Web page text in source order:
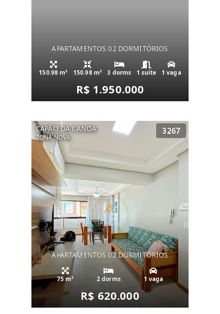
APARTAMENTOS 02 DORMITÓRIOS
150.98 m² 150.98 m² 3 dorms 1 suíte 1 vaga
R$ 1.950.000
CAPÃO DA CANOA
ZONA NOVA
3267
APARTAMENTOS 02 DORMITÓRIOS
75 m² 2 dorms 1 vaga
R$ 620.000